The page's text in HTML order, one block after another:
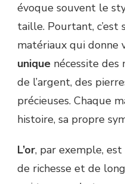
évoque souvent le
taille. Pourtant,
matériaux qui donne
unique nécessite des
de l’argent, des
précieuses. Chaque
histoire, sa propre
L’or, par exemple, est
de richesse et de